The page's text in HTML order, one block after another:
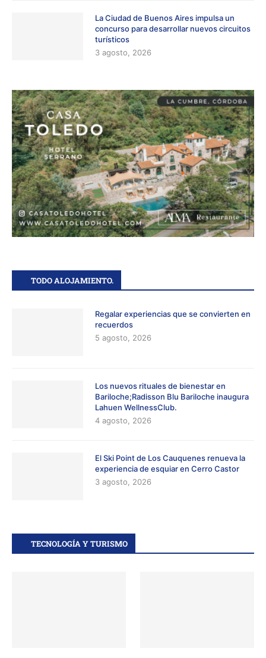
La Ciudad de Buenos Aires impulsa un
concurso para desarrollar nuevos circuitos
turísticos
3 agosto, 2026
TODO ALOJAMIENTO.
Regalar experiencias que se convierten en
recuerdos
5 agosto, 2026
Los nuevos rituales de bienestar en
Bariloche;Radisson Blu Bariloche inaugura
Lahuen WellnessClub.
4 agosto, 2026
El Ski Point de Los Cauquenes renueva la
experiencia de esquiar en Cerro Castor
3 agosto, 2026
TECNOLOGÍA Y TURISMO